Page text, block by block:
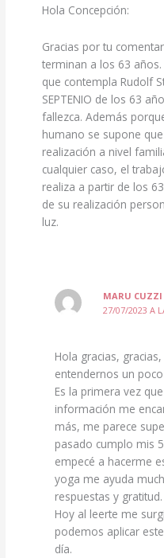
Hola Concepción:
Gracias por tu
terminan a los 63
que contempla Rudolf
SEPTENIO de los 63
fallezca. Además
humano se supone
realización a nivel
cualquier caso, el
realiza a partir de los
de su realización
luz.
MARU CUZZI
27/07/2023 A
Hola gracias,
entendernos un
Es la primera vez
información me
más, me parece
pasado cumplo mis
empecé a hacerme
yoga me ayuda
respuestas y gratitud.
Hoy al leerte me
podemos aplicar
día.